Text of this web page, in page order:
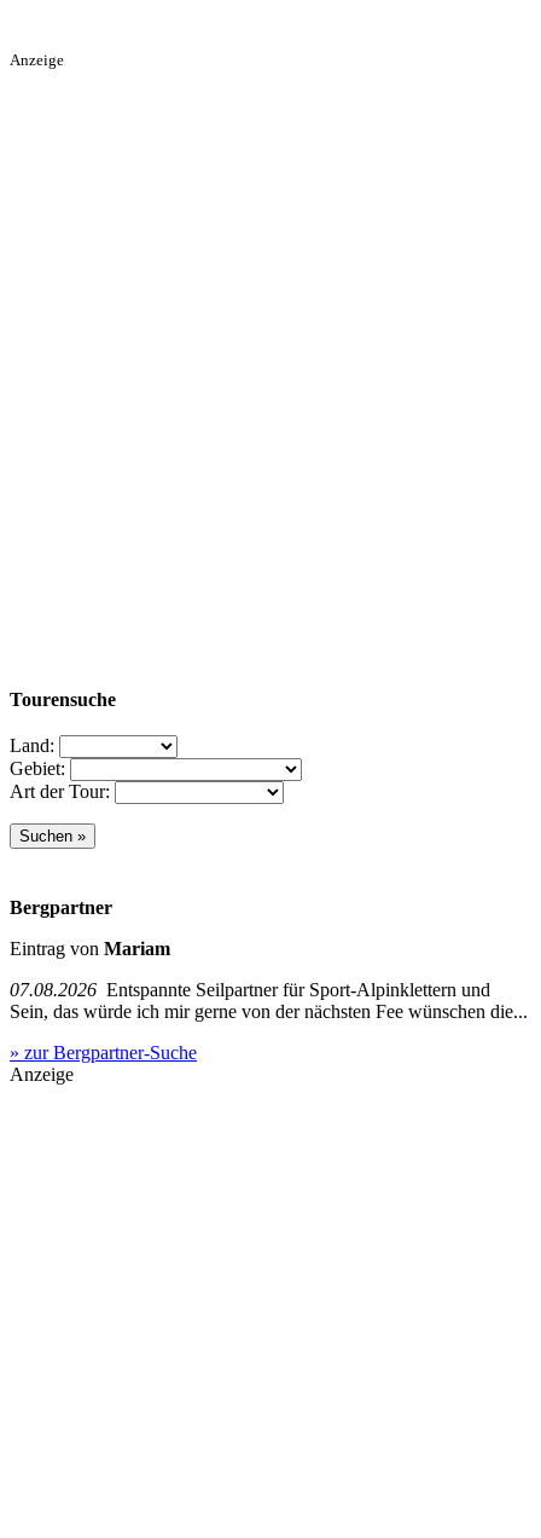
Anzeige
Tourensuche
Land:
Gebiet:
Art der Tour:
Bergpartner
Eintrag von Mariam
07.08.2026 Entspannte Seilpartner für Sport-Alpinklettern und
Sein, das würde ich mir gerne von der nächsten Fee wünschen die...
» zur Bergpartner-Suche
Anzeige